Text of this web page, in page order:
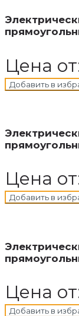
Цена
Добавить в
Цена
Добавить в
Цена
Добавить в